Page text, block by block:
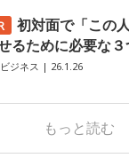
初対面で「この
るために必要な
ビジネス | 26.1.26
もっと読む